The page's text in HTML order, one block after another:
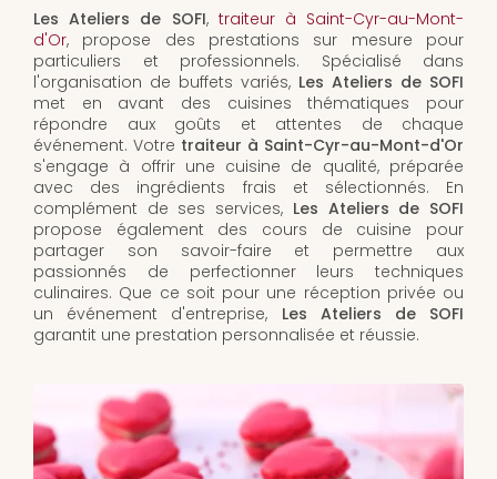
Les Ateliers de SOFI, traiteur à Saint-Cyr-au-Mont-
d'Or, propose des prestations sur mesure pour
particuliers et professionnels. Spécialisé dans
l'organisation de buffets variés, Les Ateliers de SOFI
met en avant des cuisines thématiques pour
répondre aux goûts et attentes de chaque
événement. Votre traiteur à Saint-Cyr-au-Mont-d'Or
s'engage à offrir une cuisine de qualité, préparée
avec des ingrédients frais et sélectionnés. En
complément de ses services, Les Ateliers de SOFI
propose également des cours de cuisine pour
partager son savoir-faire et permettre aux
passionnés de perfectionner leurs techniques
culinaires. Que ce soit pour une réception privée ou
un événement d'entreprise, Les Ateliers de SOFI
garantit une prestation personnalisée et réussie.